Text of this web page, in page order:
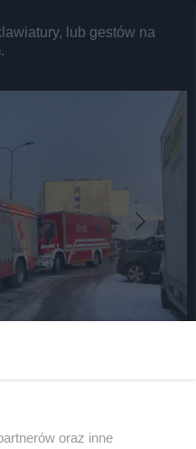
lub gestów na
przedszkola w
niszczeje od wielu lat
oraz inne